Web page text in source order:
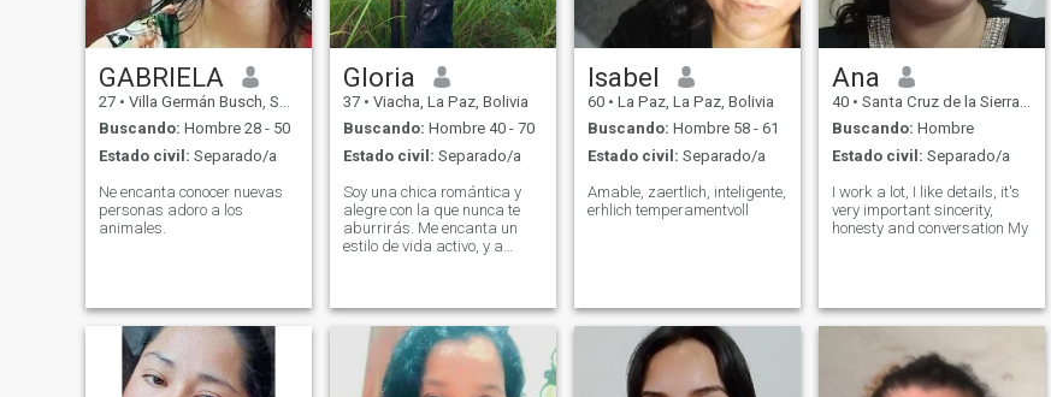
GABRIELA
27 • Villa Germán Busch, Santa Cruz, Bolivia
Buscando: Hombre 28 - 50
Estado civil: Separado/a
Ne encanta conocer nuevas
personas adoro a los
animales.
Gloria
37 • Viacha, La Paz, Bolivia
Buscando: Hombre 40 - 70
Estado civil: Separado/a
Soy una chica romántica y
alegre con la que nunca te
aburrirás. Me encanta un
estilo de vida activo, y a
opiniones de la gente y odio
las mentiras.
Isabel
60 • La Paz, La Paz, Bolivia
Buscando: Hombre 58 - 61
Estado civil: Separado/a
Amable, zaertlich, inteligente,
erhlich temperamentvoll
Ana
40 • Santa Cruz de la Sierra, Santa Cruz, Bolivia
Buscando: Hombre
Estado civil: Separado/a
I work a lot, I like details, it's
very important sincerity,
honesty and conversation My